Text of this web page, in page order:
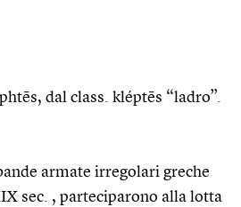
dal class. kléptēs “ladro”.
armate irregolari greche
sec. , parteciparono alla lotta